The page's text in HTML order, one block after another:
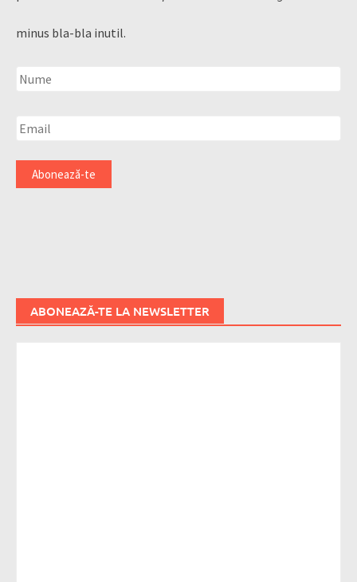
minus bla-bla inutil.
ABONEAZĂ-TE LA NEWSLETTER